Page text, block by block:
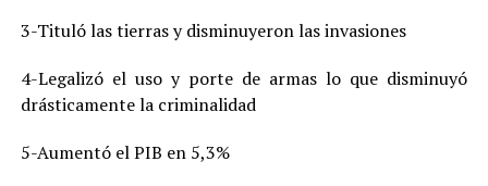
3-Tituló las tierras y disminuyeron las invasiones
4-Legalizó el uso y porte de armas lo que disminuyó
drásticamente la criminalidad
5-Aumentó el PIB en 5,3%